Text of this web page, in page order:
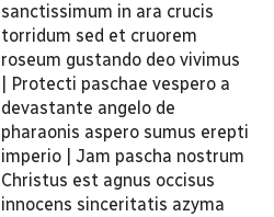
sanctissimum in ara crucis
torridum sed et cruorem
roseum gustando deo vivimus
| Protecti paschae vespero a
devastante angelo de
pharaonis aspero sumus erepti
imperio | Jam pascha nostrum
Christus est agnus occisus
innocens sinceritatis azyma